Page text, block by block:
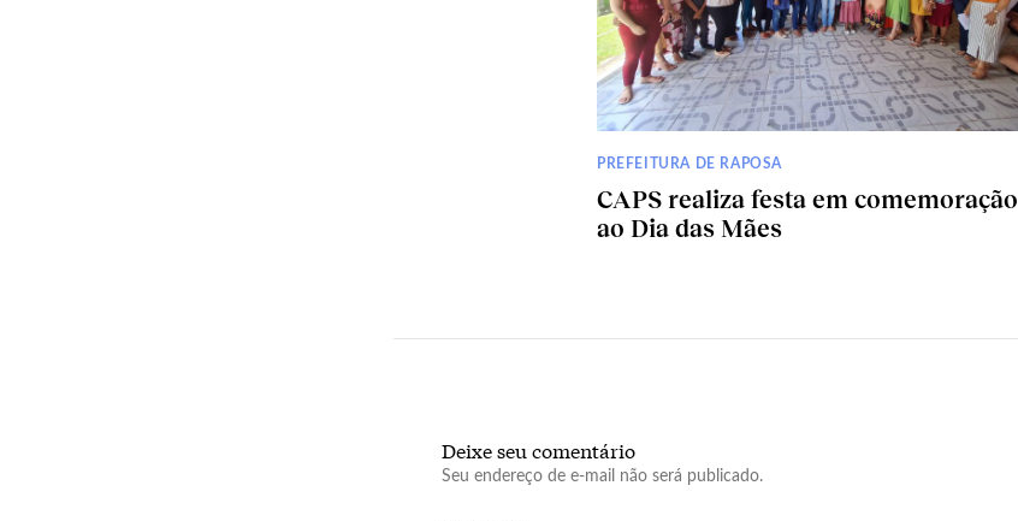
PREFEITURA DE RAPOSA
CAPS realiza festa em comemoração
ao Dia das Mães
Deixe seu comentário
Seu endereço de e-mail não será publicado.